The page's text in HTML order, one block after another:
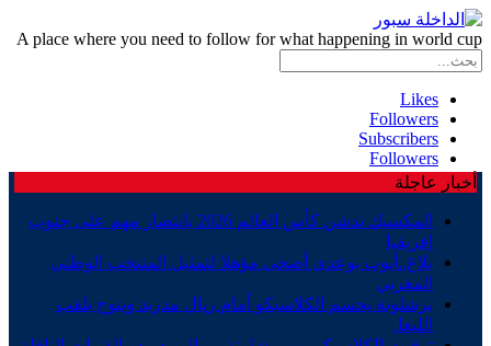
A place where you need to follow for what happening in world cup
Likes
Followers
Subscribers
Followers
أخبار عاجلة
المكسيك تدشن كأس العالم 2026 بانتصار مهم على جنوب
إفريقيا
بلاغ..أيوب بوعدي أضحى مؤهلا لتمثيل المنتخب الوطني
المغربي
برشلونة يحسم الكلاسيكو أمام ريال مدريد ويتوج بلقب
الليغا.